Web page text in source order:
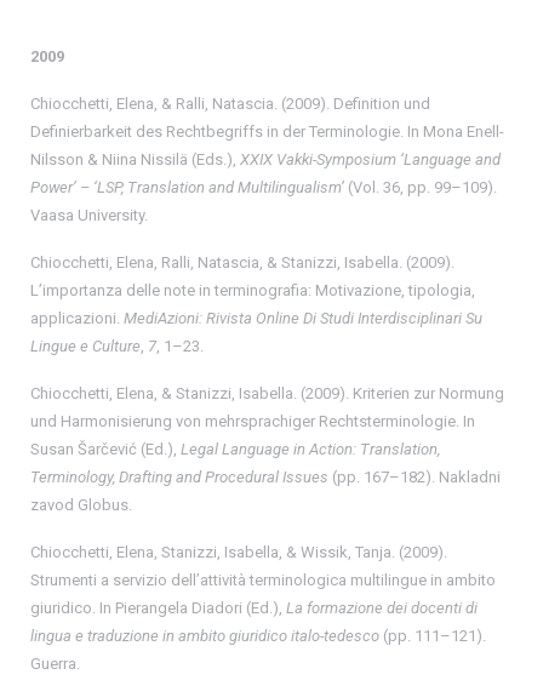
2009
Chiocchetti, Elena, & Ralli, Natascia. (2009). Definition und
Definierbarkeit des Rechtbegriffs in der Terminologie. In Mona Enell-
Nilsson & Niina Nissilä (Eds.), XXIX Vakki-Symposium ‘Language and
Power’ – ‘LSP, Translation and Multilingualism’ (Vol. 36, pp. 99–109).
Vaasa University.
Chiocchetti, Elena, Ralli, Natascia, & Stanizzi, Isabella. (2009).
L’importanza delle note in terminografia: Motivazione, tipologia,
applicazioni. MediAzioni: Rivista Online Di Studi Interdisciplinari Su
Lingue e Culture, 7, 1–23.
Chiocchetti, Elena, & Stanizzi, Isabella. (2009). Kriterien zur Normung
und Harmonisierung von mehrsprachiger Rechtsterminologie. In
Susan Šarčević (Ed.), Legal Language in Action: Translation,
Terminology, Drafting and Procedural Issues (pp. 167–182). Nakladni
zavod Globus.
Chiocchetti, Elena, Stanizzi, Isabella, & Wissik, Tanja. (2009).
Strumenti a servizio dell’attività terminologica multilingue in ambito
giuridico. In Pierangela Diadori (Ed.), La formazione dei docenti di
lingua e traduzione in ambito giuridico italo-tedesco (pp. 111–121).
Guerra.